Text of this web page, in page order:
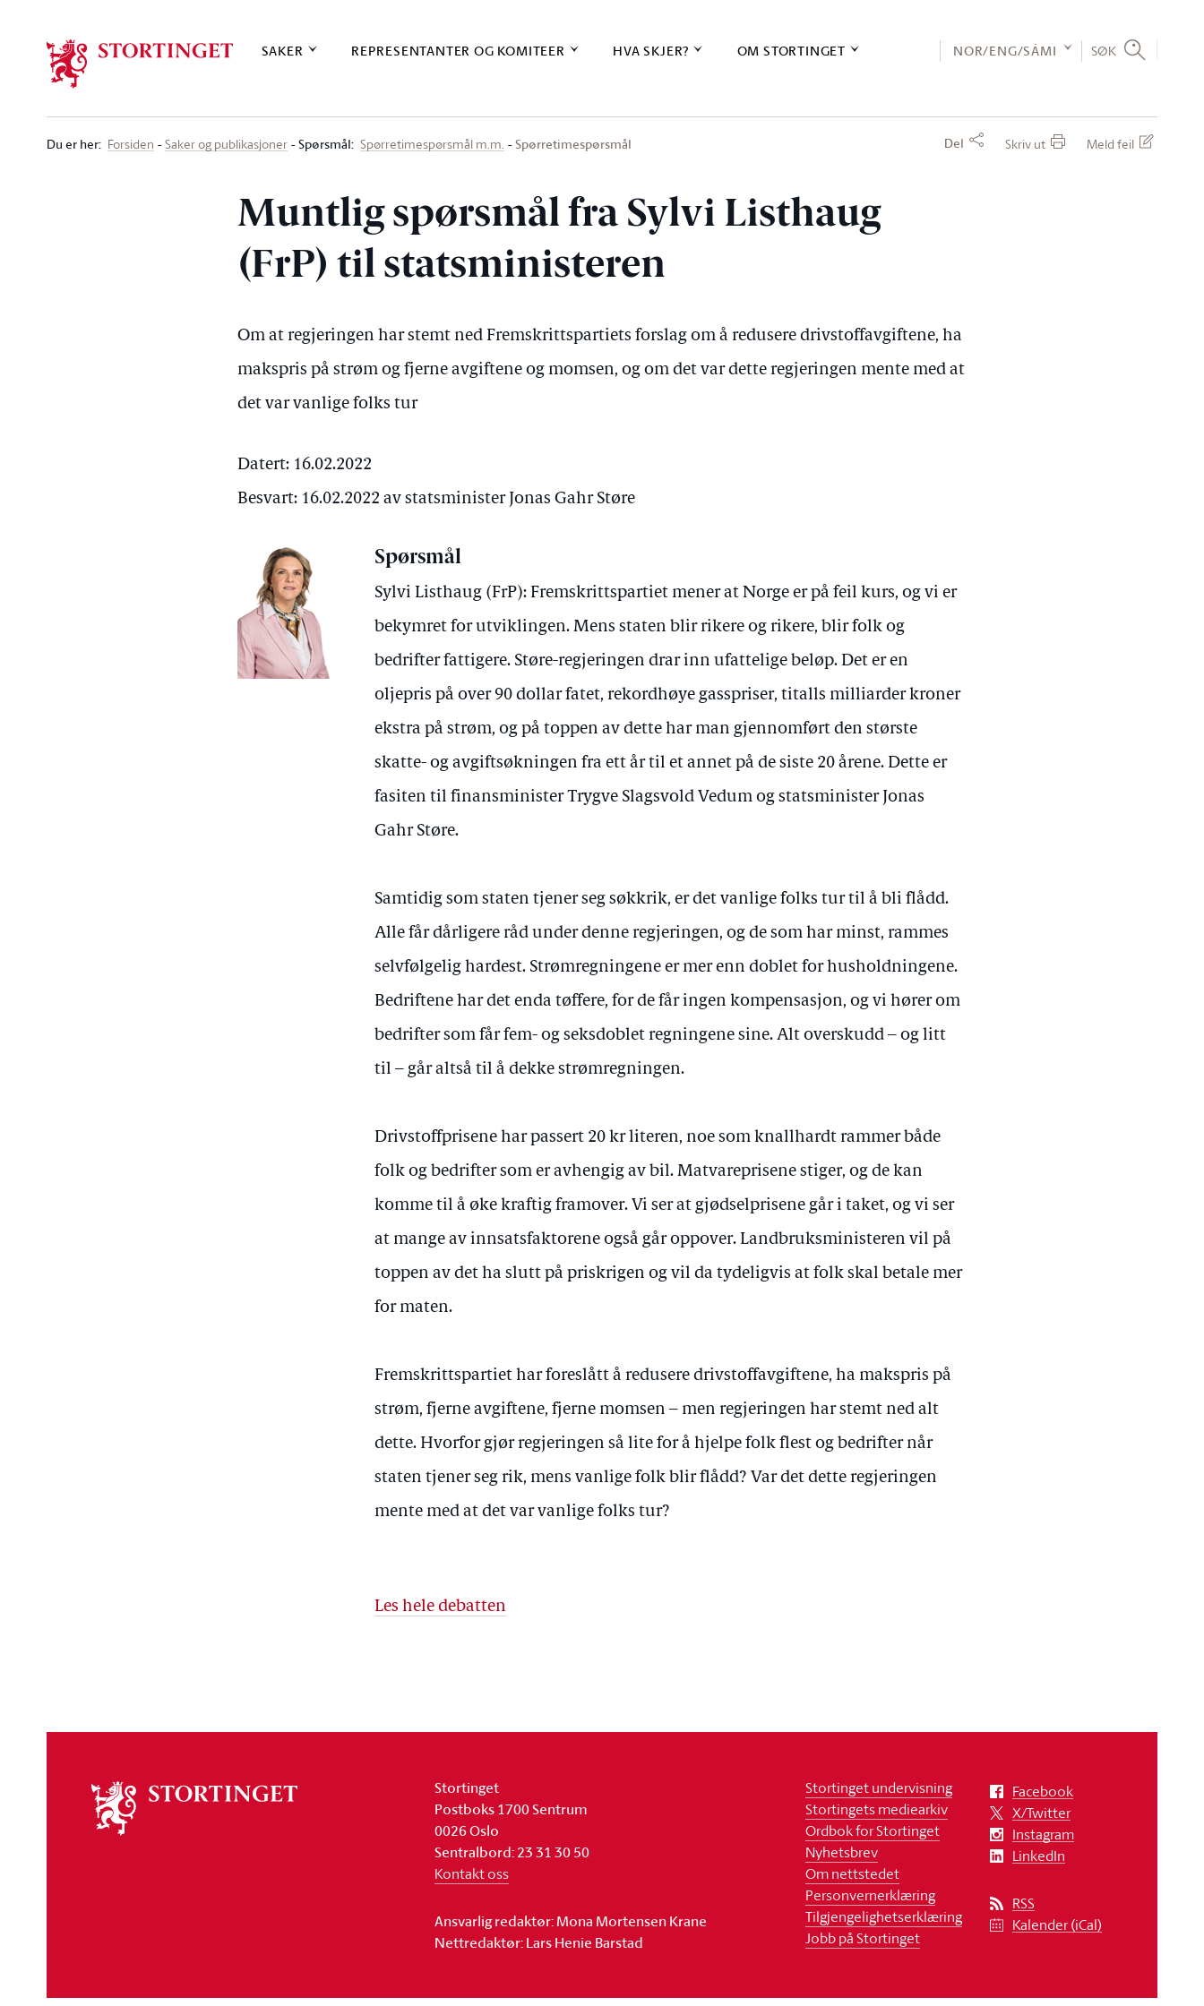
SAKER REPRESENTANTER OG KOMITEER HVA SKJER? OM STORTINGET NOR/ENG/SÁMI SØK
Du er her: Forsiden Saker og publikasjoner Spørsmål: Spørretimespørsmål m.m. Spørretimespørsmål Del Skriv ut Meld feil
Muntlig spørsmål fra Sylvi Listhaug
(FrP) til statsministeren
Om at regjeringen har stemt ned Fremskrittspartiets forslag om å redusere drivstoffavgiftene, ha
makspris på strøm og fjerne avgiftene og momsen, og om det var dette regjeringen mente med at
det var vanlige folks tur
Datert: 16.02.2022
Besvart: 16.02.2022 av statsminister Jonas Gahr Støre
Spørsmål
Sylvi Listhaug (FrP): Fremskrittspartiet mener at Norge er på feil kurs, og vi er
bekymret for utviklingen. Mens staten blir rikere og rikere, blir folk og
bedrifter fattigere. Støre-regjeringen drar inn ufattelige beløp. Det er en
oljepris på over 90 dollar fatet, rekordhøye gasspriser, titalls milliarder kroner
ekstra på strøm, og på toppen av dette har man gjennomført den største
skatte- og avgiftsøkningen fra ett år til et annet på de siste 20 årene. Dette er
fasiten til finansminister Trygve Slagsvold Vedum og statsminister Jonas
Gahr Støre.
Samtidig som staten tjener seg søkkrik, er det vanlige folks tur til å bli flådd.
Alle får dårligere råd under denne regjeringen, og de som har minst, rammes
selvfølgelig hardest. Strømregningene er mer enn doblet for husholdningene.
Bedriftene har det enda tøffere, for de får ingen kompensasjon, og vi hører om
bedrifter som får fem- og seksdoblet regningene sine. Alt overskudd – og litt
til – går altså til å dekke strømregningen.
Drivstoffprisene har passert 20 kr literen, noe som knallhardt rammer både
folk og bedrifter som er avhengig av bil. Matvareprisene stiger, og de kan
komme til å øke kraftig framover. Vi ser at gjødselprisene går i taket, og vi ser
at mange av innsatsfaktorene også går oppover. Landbruksministeren vil på
toppen av det ha slutt på priskrigen og vil da tydeligvis at folk skal betale mer
for maten.
Fremskrittspartiet har foreslått å redusere drivstoffavgiftene, ha makspris på
strøm, fjerne avgiftene, fjerne momsen – men regjeringen har stemt ned alt
dette. Hvorfor gjør regjeringen så lite for å hjelpe folk flest og bedrifter når
staten tjener seg rik, mens vanlige folk blir flådd? Var det dette regjeringen
mente med at det var vanlige folks tur?
Les hele debatten
stortinget
Stortinget
Postboks 1700 Sentrum
0026 Oslo
Sentralbord: 23 31 30 50
Kontakt oss
Ansvarlig redaktør: Mona Mortensen Krane
Nettredaktør: Lars Henie Barstad
Stortinget undervisning
Stortingets mediearkiv
Ordbok for Stortinget
Nyhetsbrev
Om nettstedet
Personvernerklæring
Tilgjengelighetserklæring
Jobb på Stortinget
Facebook
X/Twitter
Instagram
LinkedIn
RSS
Kalender (iCal)